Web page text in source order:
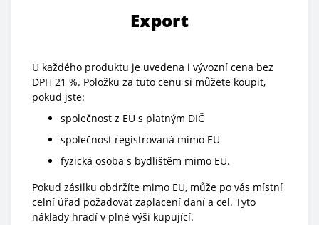
Export
U každého produktu je uvedena i vývozní cena bez
DPH 21 %. Položku za tuto cenu si můžete koupit,
pokud jste:
společnost z EU s platným DIČ
společnost registrovaná mimo EU
fyzická osoba s bydlištěm mimo EU.
Pokud zásilku obdržíte mimo EU, může po vás místní
celní úřad požadovat zaplacení daní a cel. Tyto
náklady hradí v plné výši kupující.